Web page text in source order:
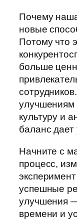
Почему
новые
Потому что
больше
улучшениям
культуру и
баланс
Начните с
процесс,
успешные
улучшения
времени и